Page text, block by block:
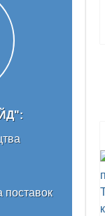
поставок